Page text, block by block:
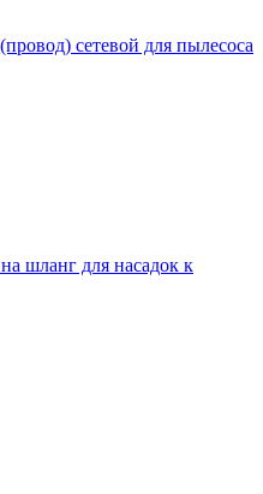
сетевой для пылесоса
шланг для насадок к